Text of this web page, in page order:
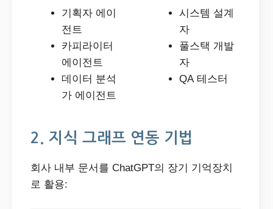
기획자 에이
전트
카피라이터
에이전트
데이터 분석
가 에이전트
시스템 설계
자
풀스택 개발
자
QA 테스터
2. 지식 그래프 연동 기법
회사 내부 문서를 ChatGPT의 장기 기억장치
로 활용: